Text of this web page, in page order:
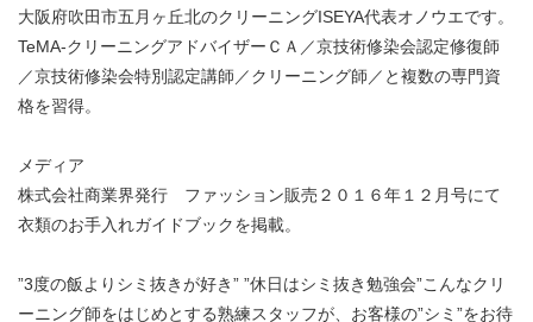
大阪府吹田市五月ヶ丘北のクリーニングISEYA代表オノウエです。
TeMA-クリーニングアドバイザーＣＡ／京技術修染会認定修復師
／京技術修染会特別認定講師／クリーニング師／と複数の専門資
格を習得。
メディア
株式会社商業界発行 ファッション販売２０１６年１２月号にて
衣類のお手入れガイドブックを掲載。
”3度の飯よりシミ抜きが好き” ”休日はシミ抜き勉強会”こんなクリ
ーニング師をはじめとする熟練スタッフが、お客様の”シミ”をお待